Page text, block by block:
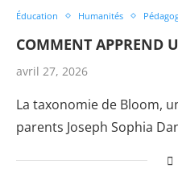
Éducation Humanités
COMMENT APPREND
avril 27, 2026
La taxonomie de Bloom,
parents Joseph Sophia